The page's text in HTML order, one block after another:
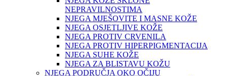
NEPRAVILNOSTIMA
NJEGA MJEŠOVITE I MASNE KOŽE
NJEGA OSJETLJIVE KOŽE
NJEGA PROTIV CRVENILA
NJEGA PROTIV HIPERPIGMENTACIJA
NJEGA SUHE KOŽE
NJEGA ZA BLISTAVU KOŽU
NJEGA PODRUČJA OKO OČIJU